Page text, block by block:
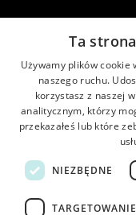
Strona główna •
Ta
Używamy plików
naszego ruchu.
korzystasz z naszej
analitycznym, którzy
przekazałeś lub które
NIEZBĘDNE
TARGETOWANIE